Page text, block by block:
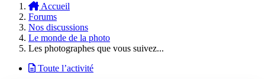
Accueil
Forums
Nos discussions
Le monde de la photo
Les photographes que vous suivez...
Toute l’activité